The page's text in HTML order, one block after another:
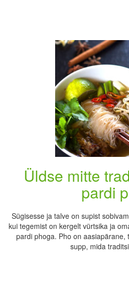
Üldse mitte
pardi
Sügisesse ja talve on supist
kui tegemist on kergelt vürtsika ja
pardi phoga. Pho on aasiapärane,
supp, mida